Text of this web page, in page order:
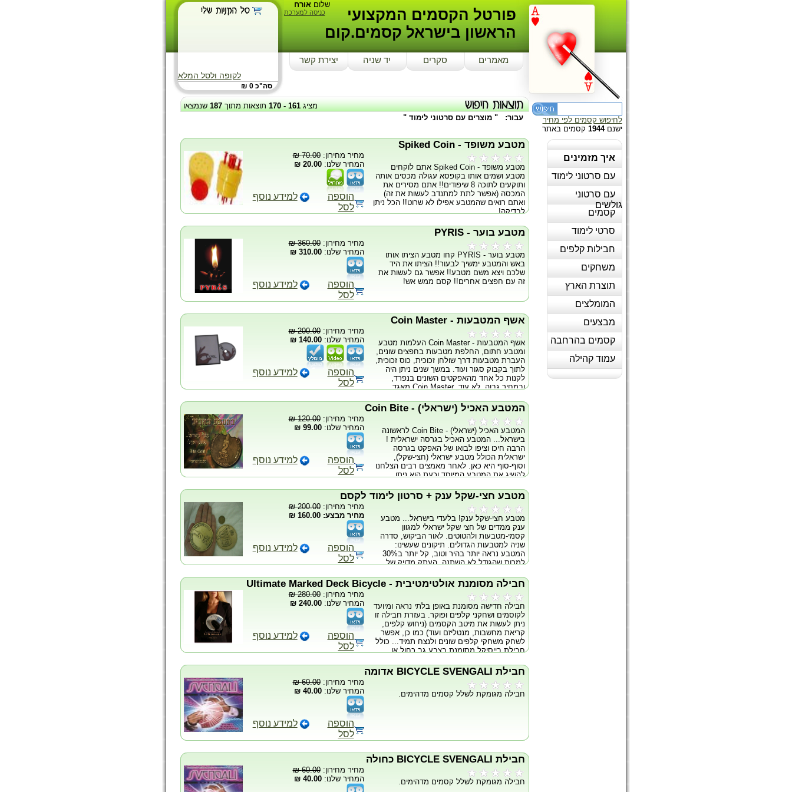
לקופה ולסל המלא
סה"כ 0 ₪
שלוםאורח
כניסה למערכת
פורטל הקסמים המקצועי
הראשון בישראל קסמים.קום
מאמרים סקרים יד שניה יצירת קשר
לחיפוש קסמים לפי מחיר
ישנם1944 קסמים באתר
איך מזמינים
עם סרטוני לימוד
עם סרטוני
גולשים
קסמים
סרטי לימוד
חבילות קלפים
משחקים
תוצרת הארץ
המומלצים
מבצעים
קסמים בהרחבה
עמוד קהילה
מציג161
-
170 תוצאות מתוך187שנמצאו
עבור: "מוצרים עם סרטוני לימוד "
מטבע משופד - Spiked Coin
מטבע משופד - Spiked Coin אתם לוקחים
מטבע ושמים אותו בקופסא עגולה מכסים אותה
ותוקעים לתוכה 8 שיפודים!! אתם מסירים את
המכסה (אפשר לתת למתנדב לעשות את זה)
ואתם רואים שהמטבע אפילו לא שרוט!! הכל ניתן
לבדיקה!
מחיר מחירון:70.00 ₪
המחיר שלנו:20.00 ₪
הוספה
לסל
למידע נוסף
מטבע בוער - PYRIS
מטבע בוער - PYRIS קחו מטבע הציתו אותו
באש והמטבע ימשיך לבעור!! הציתו את היד
שלכם ויצא משם מטבע!! אפשר גם לעשות את
זה עם חפצים אחרים!! קסם ממש אש!
מחיר מחירון:360.00 ₪
המחיר שלנו:310.00 ₪
הוספה
לסל
למידע נוסף
אשף המטבעות - Coin Master
אשף המטבעות - Coin Master העלמות מטבע
ומטבע חתום, החלפת מטבעות בחפצים שונים,
העברת מטבעות דרך שולחן זכוכית, כוס זכוכית,
לתוך בקבוק סגור ועוד. במשך שנים ניתן היה
לקנות כל אחד מהאפקטים השונים בנפרד,
ובמחיר גבוה. לא עוד. Coin Master מאגד
המטבעות בעולם הניתנים לביצוע בשרוול קצר
או ארוך, במופע קלוז-אפ או ברחוב. המאסטר
כבר כאן. עכשיו בהרצה מוגבלת בגרסה עברית.
ה-DVD מגיע עם כל האביזרים והציוד הנדרש
לביצוע הטריקים השונים. מגיע עם סרט DVD
בעברית וגימיק
מחיר מחירון:200.00 ₪
המחיר שלנו:140.00 ₪
הוספה
לסל
למידע נוסף
המטבע האכיל (ישראלי) - Coin Bite
המטבע האכיל (ישראלי) - Coin Bite לראשונה
בישראל... המטבע האכיל בגרסה ישראלית !
הרבה חיכו וציפו לבואו של האפקט בגרסה
ישראלית הכולל מטבע ישראלי (חצי-שקל),
וסוף-סוף היא כאן. לאחר מאמצים רבים הצלחנו
להשיג את המטבע המיוחד וכעת הוא ניתן
אנשים ברחבי העולם ואפילו בוצע ע"י דויד בליין
מגיע ישירות אליכם במחיר שקשה לסרב לו.
מהלך האפקט: הקוסם משאיל מן המתנדב
מטבע. הקוסם מחזיק במטבע בידו... מעלים
אותו... מחזיר אותו... ואוכל אותו !! בעוד הקהל
פעור הפה בוהה בתדהמה במטבע הנגוס...
לפתע הקוסם יורק מפיו את שאריות המטבע
והמטבע מתגלה כחזר לשלמותו. לאחר האפקט
המטבע ניתן לבדיקה. לא יאומן! מגיע עם
המיוחד.
מחיר מחירון:120.00 ₪
המחיר שלנו:99.00 ₪
הוספה
לסל
למידע נוסף
מטבע חצי-שקל ענק + סרטון לימוד לקסם
מטבע חצי-שקל ענק! בלעדי בישראל... מטבע
ענק ממדים של חצי שקל ישראלי למגוון
קסמי-מטבעות ולהטוטים. לאור הביקוש, סדרה
שניה למטבעות הגדולים. תיקונים שעשינו:
המטבע נראה יותר בהיר וטוב, קל יותר ב30%
למרות שהגודל לא השתנה. העתק מדויק של
ממטבע רגיל. כל התבליטים החריטות והסימנים
כלולים במטבע זה כמו במקור. המטבע עשוי
מחומר הדומה לחומר ממנו עשוי המטבע
המקורי, הוא שוקל כ-116 גרם וגודלו שווה ערך
לכף-היד (כפי שניתן לראות בתמונה). המטבע
קשיח ועמיד לאורך שנים. אפשרויות אין סופיות
של קסמים ולהטוטים, בניהם: ארנק למטבע.
מטבע חצי ש"ח קטן למטבע חצי ש"ח גדול.
הופעת המטבע מתוך ארנק קטן. הגדלת המטבע
גרגורי ווילסון) ועוד הרבה יותר....מהיום, חצי
שקל זה כבר לא כסף קטן
מחיר מחירון:200.00 ₪
מחיר מבצע: 160.00 ₪
הוספה
לסל
למידע נוסף
חבילה מסומנת אולטימטיבית - Ultimate Marked Deck Bicycle
חבילה חדישה מסומנת באופן בלתי נראה ומיועד
לקוסמים ושחקני קלפים ופוקר. בעזרת חבילה זו
ניתן לעשות את מיטב הקסמים (ניחוש קלפים,
קריאת מחשבות, מנטליזם ועוד) כמו כן, אפשר
לשחק משחקי קלפים שונים ולנצח תמיד... כולל
חבילת בייסיקל מסומנת בצבע גב כחול או
מחיר מחירון:280.00 ₪
המחיר שלנו:240.00 ₪
הוספה
לסל
למידע נוסף
חבילת BICYCLE SVENGALI אדומה
חבילה מגומקת לשלל קסמים מדהימים.
מחיר מחירון:60.00 ₪
המחיר שלנו:40.00 ₪
הוספה
לסל
למידע נוסף
חבילת BICYCLE SVENGALI כחולה
חבילה מגומקת לשלל קסמים מדהימים.
מחיר מחירון:60.00 ₪
המחיר שלנו:40.00 ₪